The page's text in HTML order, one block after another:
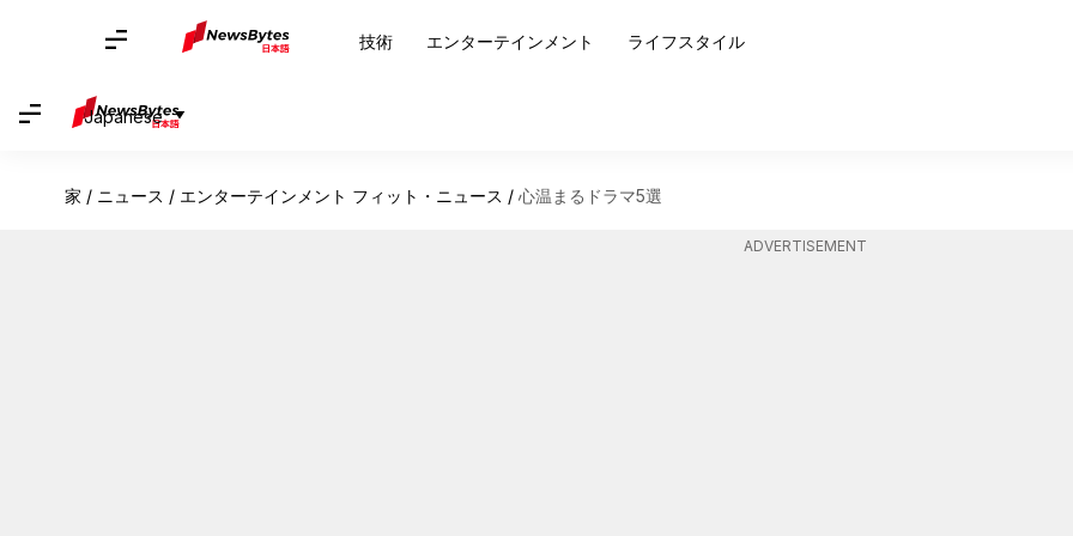
技術 エンターテインメント ライフスタイル
Japanese
家 / ニュース / エンターテインメント フィット・ニュース / 心温まるドラマ5選
ADVERTISEMENT